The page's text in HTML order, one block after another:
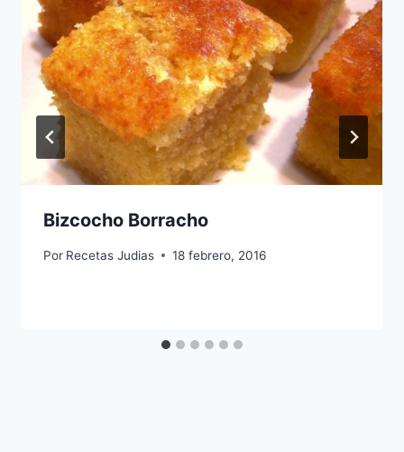
Bizcocho Borracho
Por Recetas Judias 18 febrero, 2016